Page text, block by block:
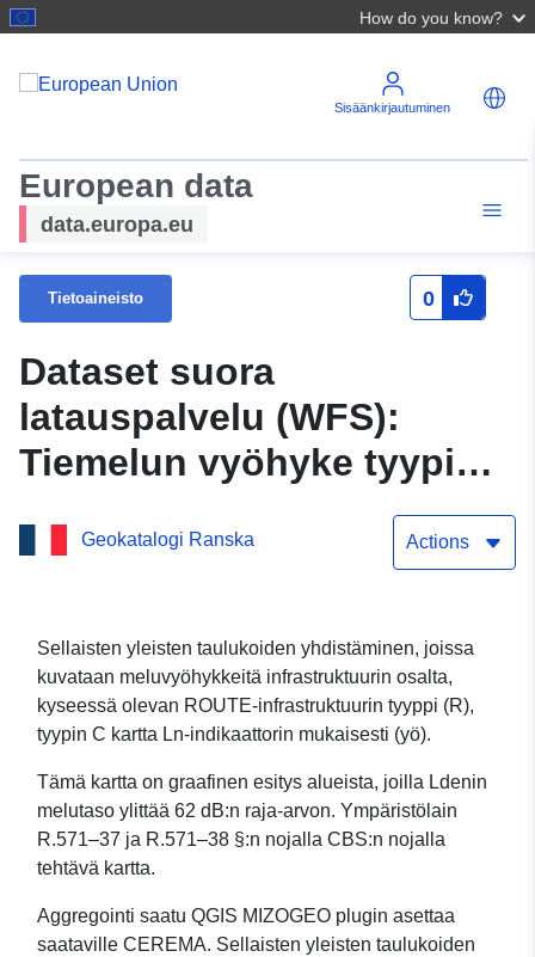
How do you know?
Sisäänkirjautuminen
European data
data.europa.eu
Tietoaineisto 0
Dataset suora
latauspalvelu (WFS):
Tiemelun vyöhyke tyypin
C kartoille Ln indikaattori
3. määräajan osalta Maine-
Geokatalogi Ranska Actions
Sellaisten yleisten taulukoiden yhdistäminen, joissa
kuvataan meluvyöhykkeitä infrastruktuurin osalta,
kyseessä olevan ROUTE-infrastruktuurin tyyppi (R),
tyypin C kartta Ln-indikaattorin mukaisesti (yö).
Tämä kartta on graafinen esitys alueista, joilla Ldenin
melutaso ylittää 62 dB:n raja-arvon. Ympäristölain
R.571–37 ja R.571–38 §:n nojalla CBS:n nojalla
tehtävä kartta.
Aggregointi saatu QGIS MIZOGEO plugin asettaa
saataville CEREMA. Sellaisten yleisten taulukoiden